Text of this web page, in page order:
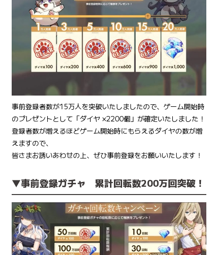
事前登録者数が15万人を突破いたしましたので、ゲーム開始時
のプレゼントとして「ダイヤ ×2200個」が確定いたしました！
登録者数が増えるほどゲーム開始時にもらえるダイヤの数が増
えますので、
皆さまお誘いあわせの上、ぜひ事前登録をお願いいたします！
▼事前登録ガチャ 累計回転数200万回突破！